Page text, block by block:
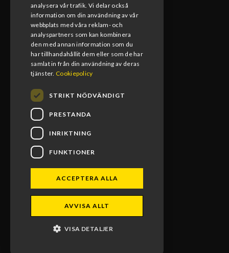
Måndag-Fredag
08:00-17:00
Lunchstängt
12:00-13:00
analysera vår trafik. Vi delar också
information om din användning av vår
webbplats med våra reklam- och
analyspartners som kan kombinera
den med annan information som du
har tillhandahållit dem eller som de har
samlat in från din användning av deras
tjänster. Cookiepolicy
STRIKT NÖDVÄNDIGT
PRESTANDA
INRIKTNING
FUNKTIONER
ACCEPTERA ALLA
AVVISA ALLT
VISA DETALJER